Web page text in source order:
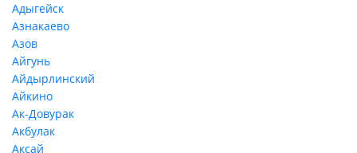
Адыгейск
Азнакаево
Азов
Айгунь
Айдырлинский
Айкино
Ак-Довурак
Акбулак
Аксай